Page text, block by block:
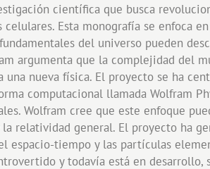
científica que busca
Esta monografía se enfoca en
del universo pueden
argumenta que la complejidad del
nueva física. El proyecto se ha
computacional llamada Wolfram
Wolfram cree que este enfoque
relatividad general. El proyecto ha
espacio-tiempo y las partículas
y todavía está en desarrollo,